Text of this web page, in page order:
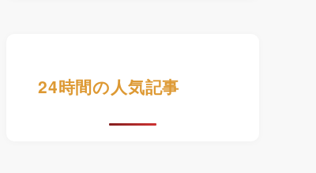
24時間の人気記事